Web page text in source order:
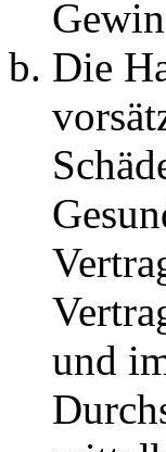
Die
und